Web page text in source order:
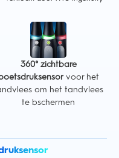
360° zichtbare
voor het
om het tandvlees
te bschermen